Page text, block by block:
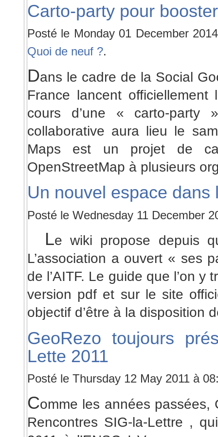
Carto-party pour
Posté le Monday 01 December
Quoi de neuf ?.
Dans le cadre de la Social
France lancent
cours d’une « carto-party
collaborative aura lieu le
Maps est un projet de
OpenStreetMap à plusieurs
Un nouvel espace dans
Posté le Wednesday 11 December
Le wiki propose depuis
L’association a ouvert « ses
de l’AITF. Le guide que l’on
version pdf et sur le site
objectif d’être à la disposition
GeoRezo toujours
Lette 2011
Posté le Thursday 12 May 2011 à
Comme les années passées,
Rencontres SIG-la-Lettre ,